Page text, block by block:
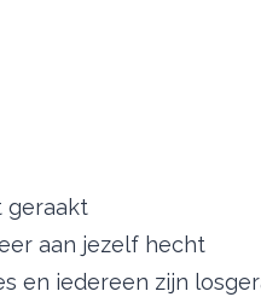
geraakt
aan jezelf hecht
en iedereen zijn